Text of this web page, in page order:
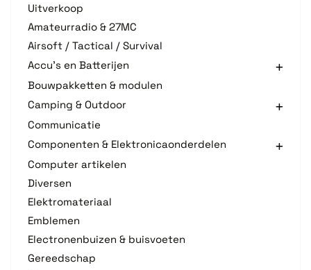
Uitverkoop
Amateurradio & 27MC
Airsoft / Tactical / Survival
Accu's en Batterijen
Bouwpakketten & modulen
Camping & Outdoor
Communicatie
Componenten & Elektronicaonderdelen
Computer artikelen
Diversen
Elektromateriaal
Emblemen
Electronenbuizen & buisvoeten
Gereedschap